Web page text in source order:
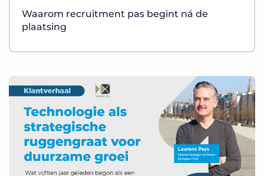
Waarom recruitment pas begint ná de
plaatsing